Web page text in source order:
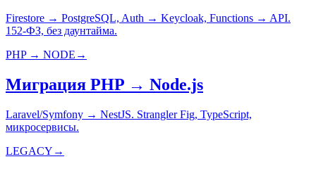
Firestore → PostgreSQL, Auth → Keycloak, Functions → API.
152-ФЗ, без даунтайма.
PHP → NODE →
Миграция PHP → Node.js
Laravel/Symfony → NestJS. Strangler Fig, TypeScript,
микросервисы.
LEGACY →